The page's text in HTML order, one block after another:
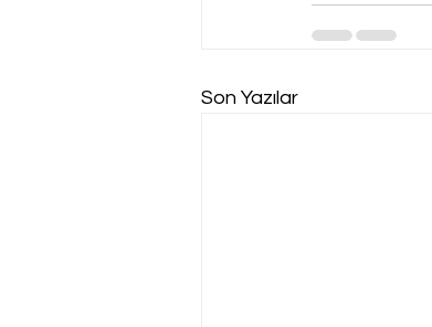
Son Yazılar